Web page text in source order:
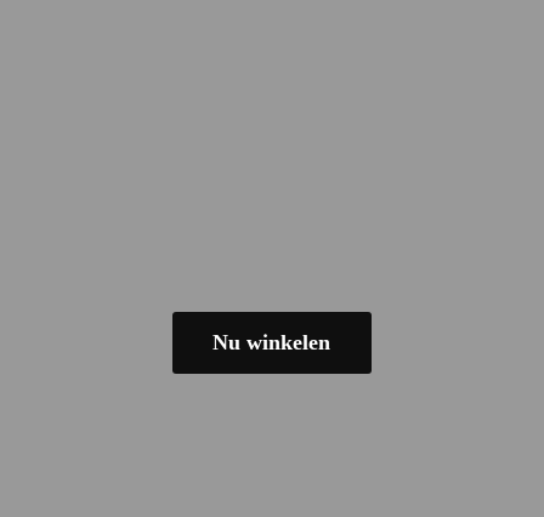
Nu winkelen